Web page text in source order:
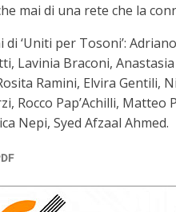
mai di una rete che la
di ‘Uniti per Tosoni’:
Lavinia Braconi,
Ramini, Elvira Gentili,
Rocco Pap’Achilli,
Nepi, Syed Afzaal Ahmed.